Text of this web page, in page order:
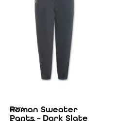
AO76
Roman Sweater
Pants – Dark Slate